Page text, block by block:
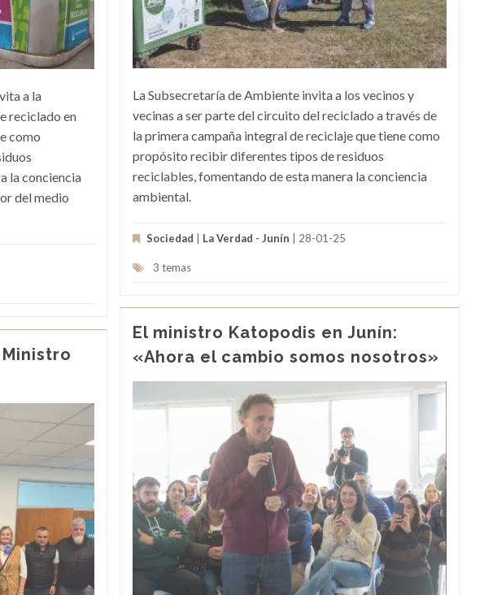
a la
reciclado en
como
la conciencia
del medio
La Subsecretaría de Ambiente invita a los vecinos y
vecinas a ser parte del circuito del reciclado a través de
la primera campaña integral de reciclaje que tiene como
propósito recibir diferentes tipos de residuos
reciclables, fomentando de esta manera la conciencia
ambiental.
Sociedad | La Verdad - Junín | 28-01-25
3 temas
El ministro Katopodis en Junín:
«Ahora el cambio somos nosotros»